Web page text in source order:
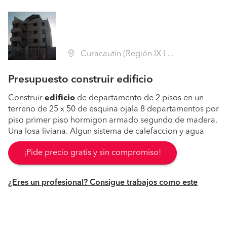
Curacautín (Región IX La Araucanía - Malleco)
Presupuesto construir edificio
Construir edificio de departamento de 2 pisos en un
terreno de 25 x 50 de esquina ojala 8 departamentos por
piso primer piso hormigon armado segundo de madera.
Una losa liviana. Algun sistema de calefaccion y agua
¡Pide precio gratis y sin compromiso!
¿Eres un profesional? Consigue trabajos como este